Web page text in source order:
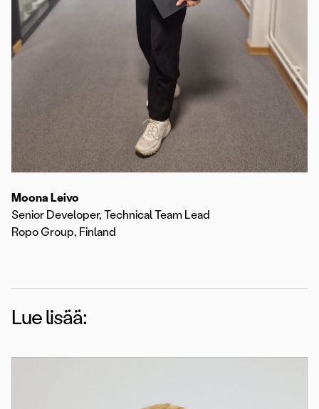
Moona Leivo
Senior Developer, Technical Team Lead
Ropo Group, Finland
Lue lisää: